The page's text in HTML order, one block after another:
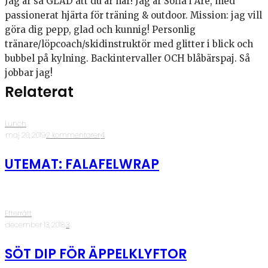
passionerat hjärta för träning & outdoor. Mission: jag vill
göra dig pepp, glad och kunnig! Personlig
tränare/löpcoach/skidinstruktör med glitter i blick och
bubbel på kylning. Backintervaller OCH blåbärspaj. Så
jobbar jag!
Relaterat
Lunch
·maj 20, 2019·2 kommentarer·4
UTEMAT: FALAFELWRAP
Efterrätt
·december 13, 2018·3
SÖT DIP FÖR ÄPPELKLYFTOR